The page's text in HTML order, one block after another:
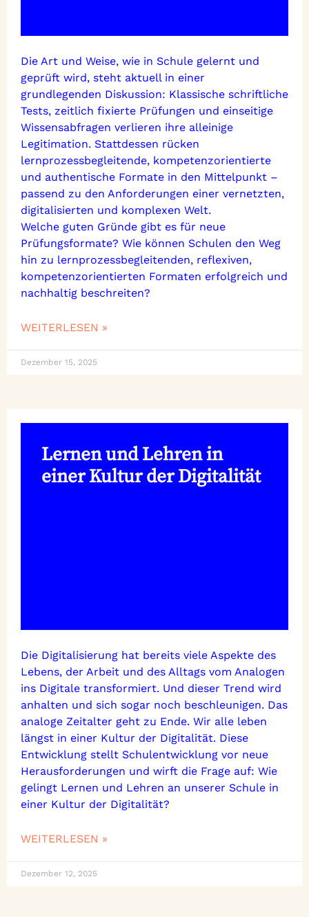
Die Art und Weise, wie in Schule gelernt und
geprüft wird, steht aktuell in einer
grundlegenden Diskussion: Klassische schriftliche
Tests, zeitlich fixierte Prüfungen und einseitige
Wissensabfragen verlieren ihre alleinige
Legitimation. Stattdessen rücken
lernprozessbegleitende, kompetenzorientierte
und authentische Formate in den Mittelpunkt –
passend zu den Anforderungen einer vernetzten,
digitalisierten und komplexen Welt.
Welche guten Gründe gibt es für neue
Prüfungsformate? Wie können Schulen den Weg
hin zu lernprozessbegleitenden, reflexiven,
kompetenzorientierten Formaten erfolgreich und
nachhaltig beschreiten?
WEITERLESEN »
Dezember 15, 2025
Lernen und Lehren in
einer Kultur der Digitalität
Die Digitalisierung hat bereits viele Aspekte des
Lebens, der Arbeit und des Alltags vom Analogen
ins Digitale transformiert. Und dieser Trend wird
anhalten und sich sogar noch beschleunigen. Das
analoge Zeitalter geht zu Ende. Wir alle leben
längst in einer Kultur der Digitalität. Diese
Entwicklung stellt Schulentwicklung vor neue
Herausforderungen und wirft die Frage auf: Wie
gelingt Lernen und Lehren an unserer Schule in
einer Kultur der Digitalität?
WEITERLESEN »
Dezember 12, 2025